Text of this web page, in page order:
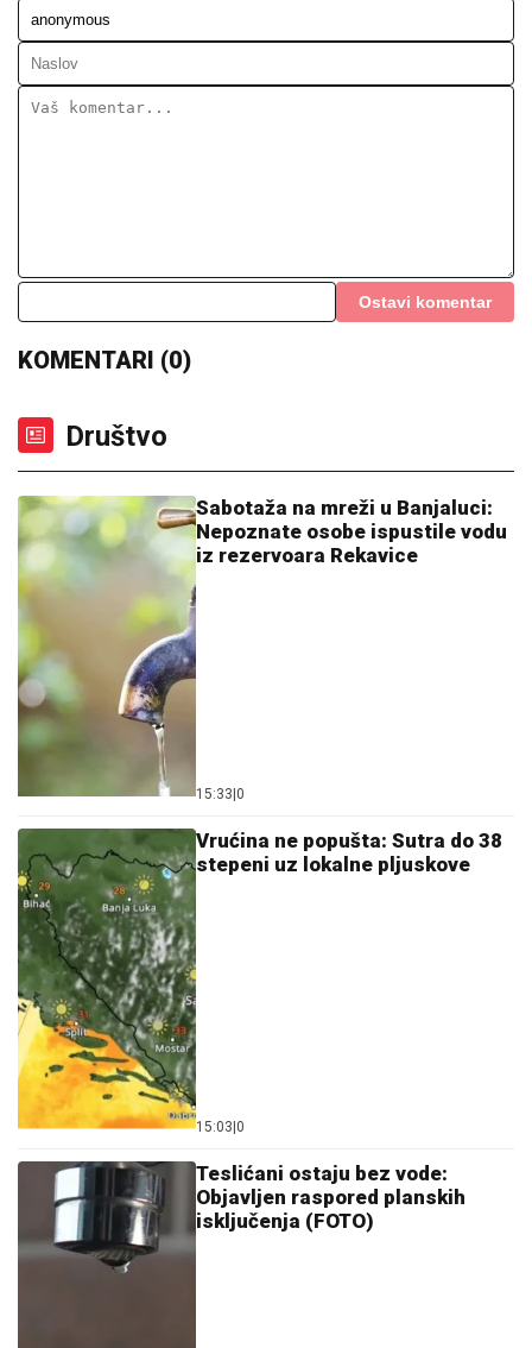
Ostavi komentar
KOMENTARI (0)
Društvo
Sabotaža na mreži u Banjaluci:
Nepoznate osobe ispustile vodu
iz rezervoara Rekavice
15:33 0
Vrućina ne popušta: Sutra do 38
stepeni uz lokalne pljuskove
15:03 0
Teslićani ostaju bez vode:
Objavljen raspored planskih
isključenja (FOTO)